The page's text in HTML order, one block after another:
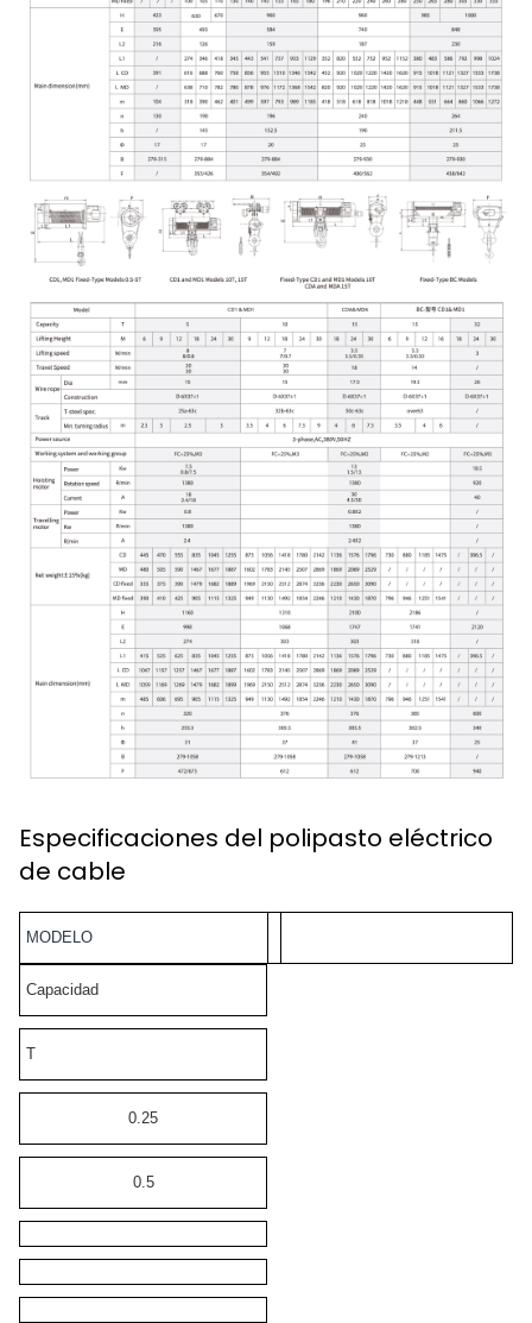
Especificaciones del polipasto eléctrico
de cable
MODELO
Capacidad
T
0.25
0.5